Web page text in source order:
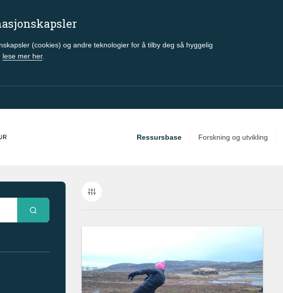
(cookies) og andre teknologier for å tilby deg så hyggelig
lese mer her.
Ressursbase Forskning og utvikling